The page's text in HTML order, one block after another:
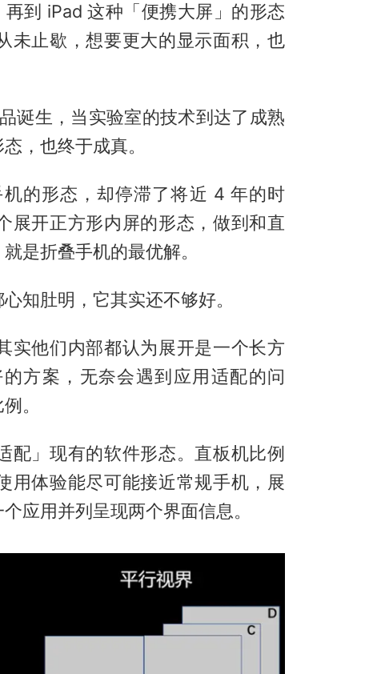
到 iPad 这种「便携大屏」的形态
未止歇，想要更大的显示面积，也
诞生，当实验室的技术到达了成熟
，也终于成真。
的形态，却停滞了将近 4 年的时
展开正方形内屏的形态，做到和直
是折叠手机的最优解。
知肚明，它其实还不够好。
实他们内部都认为展开是一个长方
方案，无奈会遇到应用适配的问
。
配」现有的软件形态。直板机比例
用体验能尽可能接近常规手机，展
应用并列呈现两个界面信息。